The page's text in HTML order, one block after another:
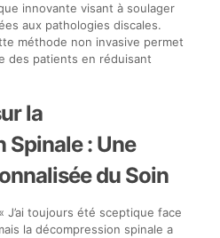
innovante visant à soulager
aux pathologies discales.
méthode non invasive permet
des patients en réduisant
la
Spinale : Une
du Soin
J’ai toujours été sceptique face
la décompression spinale a